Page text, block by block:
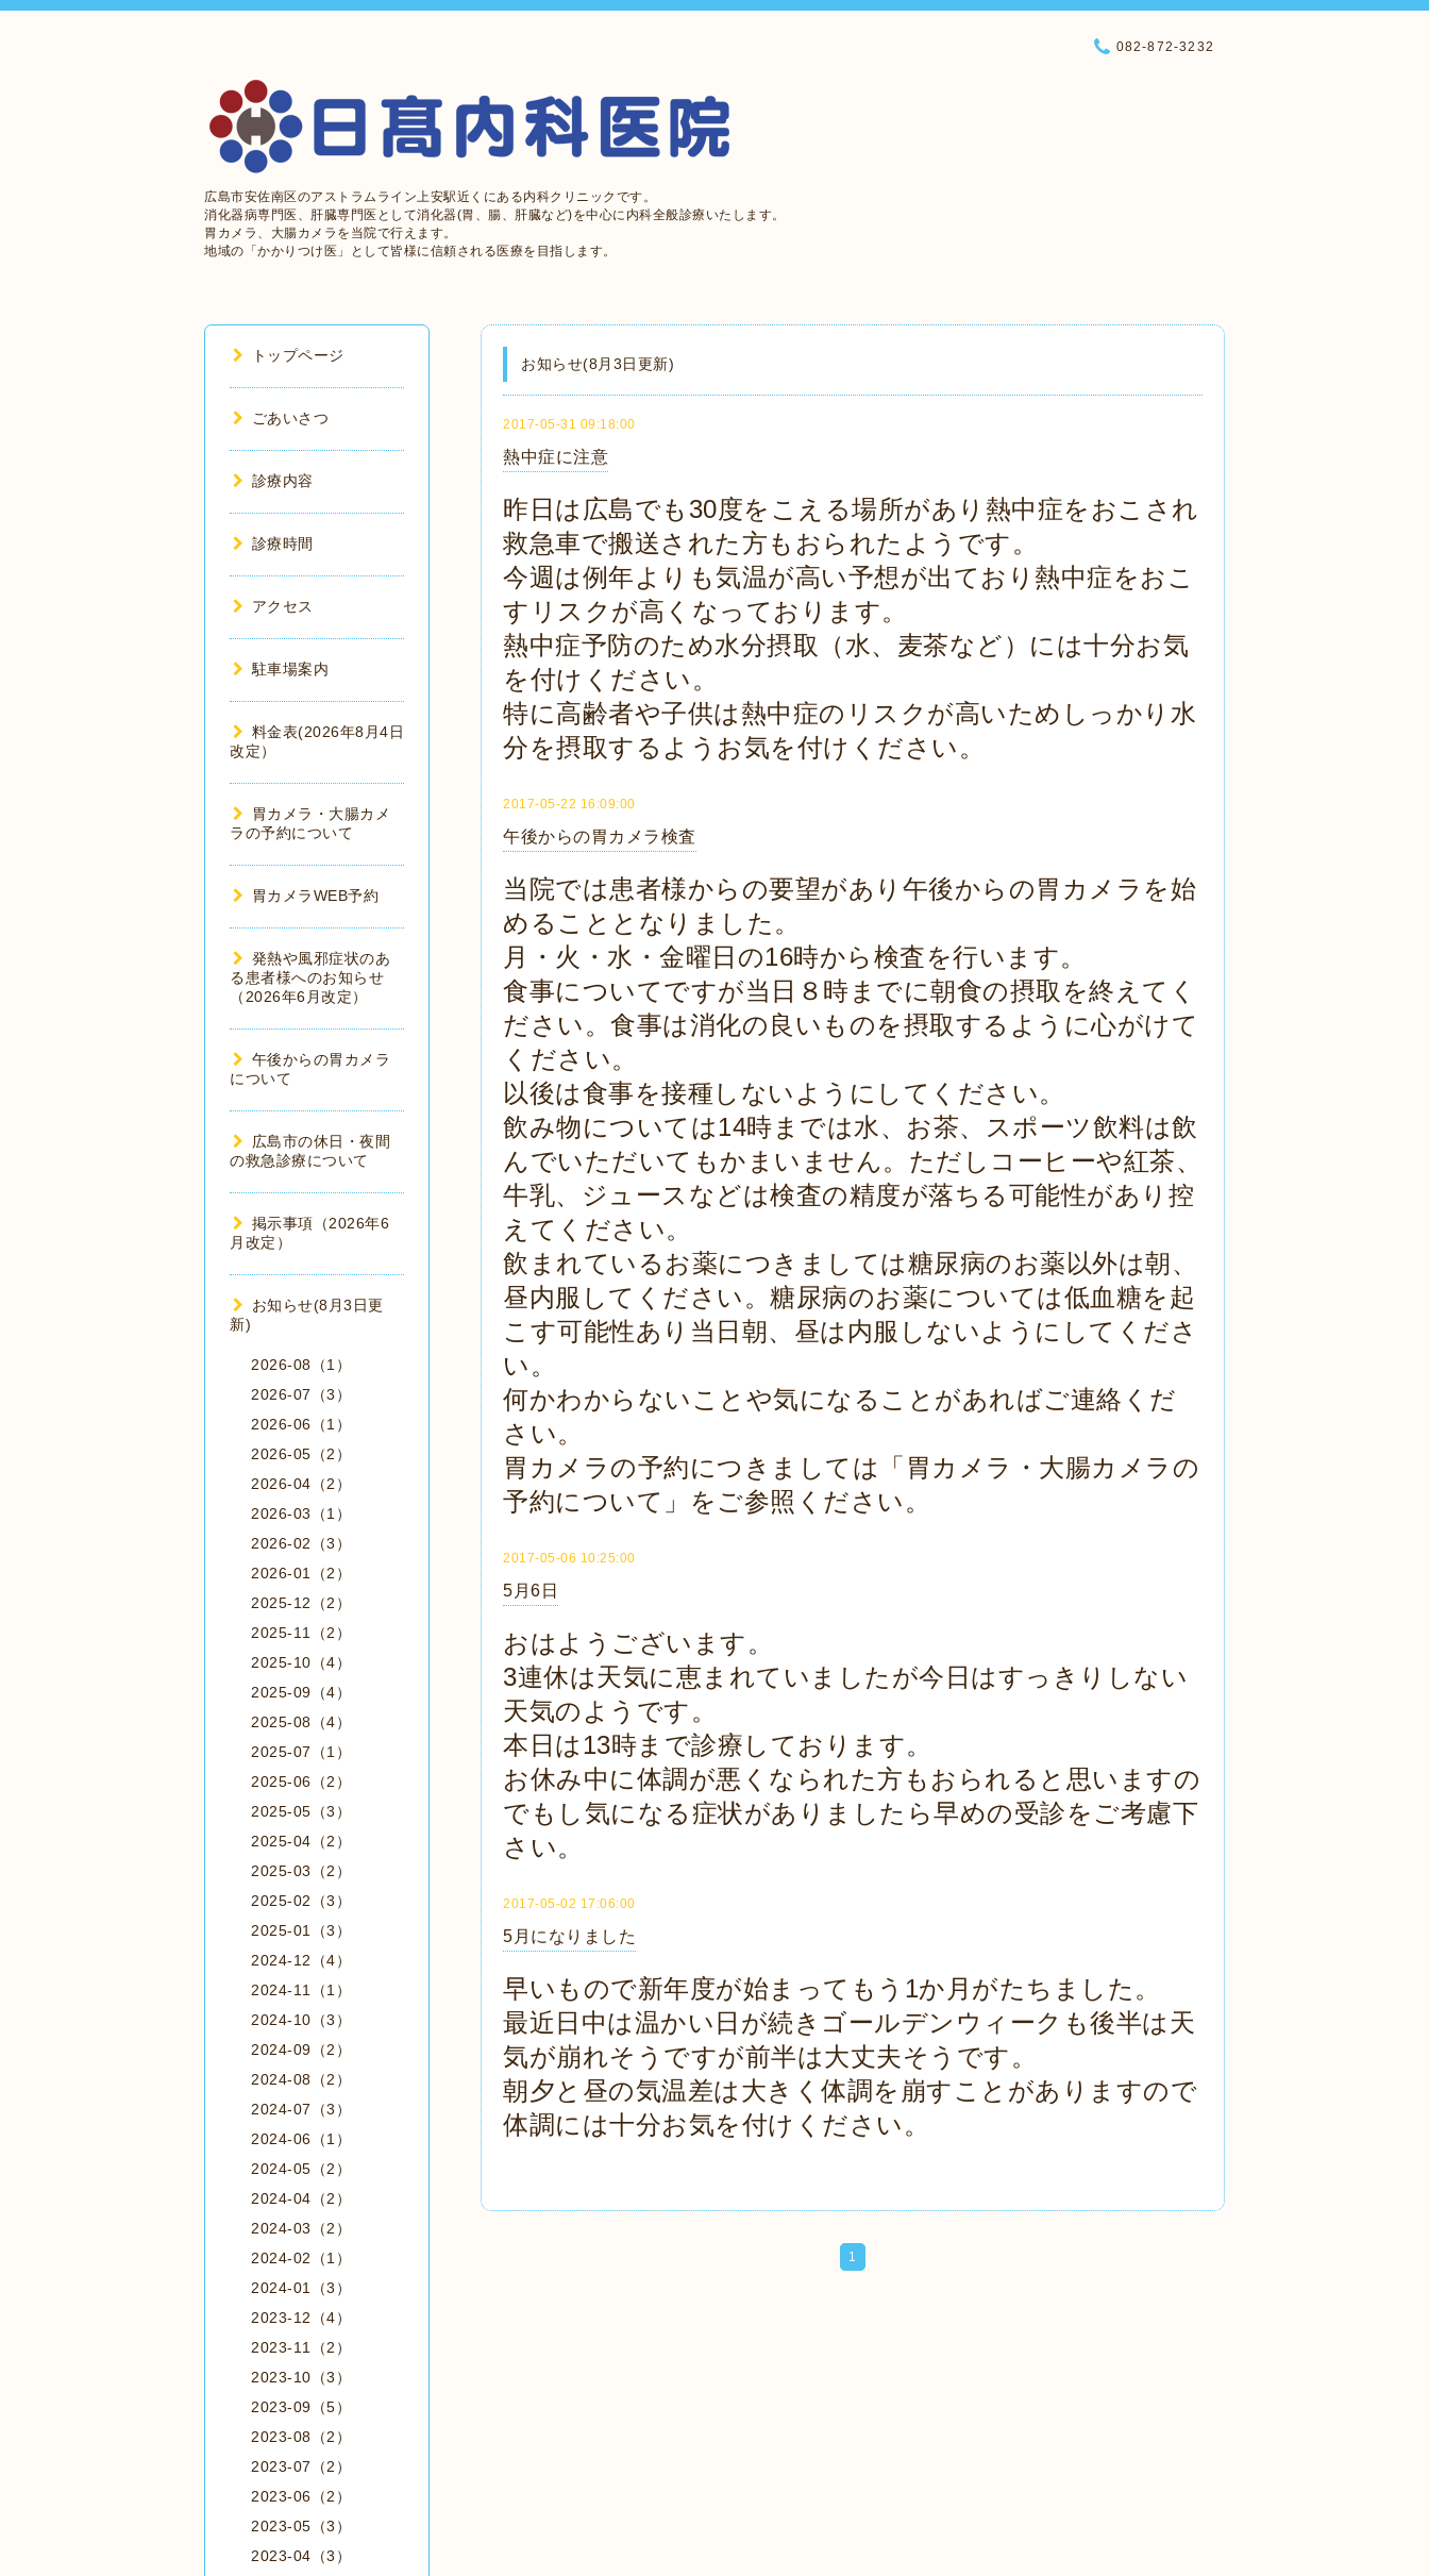
広島市安佐南区のアストラムライン上安駅近くにある内科クリニックです。
消化器病専門医、肝臓専門医として消化器(胃、腸、肝臓など)を中心に内科全般診療いたします。
胃カメラ、大腸カメラを当院で行えます。
地域の「かかりつけ医」として皆様に信頼される医療を目指します。
082-872-3232
お知らせ(8月3日更新)
2017-05-31 09:18:00
熱中症に注意
昨日は広島でも30度をこえる場所があり熱中症をおこされ
救急車で搬送された方もおられたようです。
今週は例年よりも気温が高い予想が出ており熱中症をおこ
すリスクが高くなっております。
熱中症予防のため水分摂取（水、麦茶など）には十分お気
を付けください。
特に高齢者や子供は熱中症のリスクが高いためしっかり水
分を摂取するようお気を付けください。
2017-05-22 16:09:00
午後からの胃カメラ検査
当院では患者様からの要望があり午後からの胃カメラを始
めることとなりました。
月・火・水・金曜日の16時から検査を行います。
食事についてですが当日８時までに朝食の摂取を終えてく
ださい。 食事は消化の良いものを摂取するように心がけて
ください。
以後は食事を接種しないようにしてください。
飲み物については14時までは水、お茶、スポーツ飲料は飲
んでいただいてもかまいません。ただし コーヒーや紅茶、
牛乳、ジュースなどは検査の精度が落ちる可能性があり控
えてください。
飲まれているお薬につきましては糖尿病のお薬以外は朝、
昼内服してください。 糖尿病のお薬については低血糖を起
こす可能性あり当日朝、昼は内服しないようにしてくださ
い。
何かわからないことや気になることがあればご連絡くだ
さい。
胃カメラの予約につきましては「胃カメラ・大腸カメラの
予約について」をご参照ください。
2017-05-06 10:25:00
5月6日
おはようございます。
3連休は天気に恵まれていましたが今日はすっきりしない
天気のようです。
本日は13時まで診療しております。
お休み中に体調が悪くなられた方もおられると思いますの
でもし気になる症状がありましたら早めの受診をご考慮下
さい。
2017-05-02 17:06:00
5月になりました
早いもので新年度が始まってもう1か月がたちました。
最近日中は温かい日が続きゴールデンウィークも後半は天
気が崩れそうですが前半は大丈夫そうです。
朝夕と昼の気温差は大きく体調を崩すことがありますので
体調には十分お気を付けください。
1
トップページ
ごあいさつ
診療内容
診療時間
アクセス
駐車場案内
料金表(2026年8月4日
改定）
胃カメラ・大腸カメ
ラの予約について
胃カメラWEB予約
発熱や風邪症状のあ
る患者様へのお知らせ
（2026年6月改定）
午後からの胃カメラ
について
広島市の休日・夜間
の救急診療について
掲示事項（2026年6
月改定）
お知らせ(8月3日更
新)
2026-08（1）
2026-07（3）
2026-06（1）
2026-05（2）
2026-04（2）
2026-03（1）
2026-02（3）
2026-01（2）
2025-12（2）
2025-11（2）
2025-10（4）
2025-09（4）
2025-08（4）
2025-07（1）
2025-06（2）
2025-05（3）
2025-04（2）
2025-03（2）
2025-02（3）
2025-01（3）
2024-12（4）
2024-11（1）
2024-10（3）
2024-09（2）
2024-08（2）
2024-07（3）
2024-06（1）
2024-05（2）
2024-04（2）
2024-03（2）
2024-02（1）
2024-01（3）
2023-12（4）
2023-11（2）
2023-10（3）
2023-09（5）
2023-08（2）
2023-07（2）
2023-06（2）
2023-05（3）
2023-04（3）